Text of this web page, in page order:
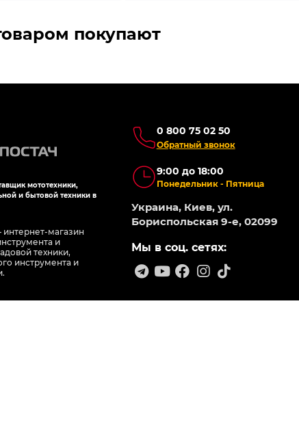
покупают
мототехники,
и бытовой техники в
магазин
и
техники,
инструмента и
0 800 75 02 50
Обратный звонок
9:00 до 18:00
Понедельник - Пятница
Украина, Киев, ул.
Бориспольская 9-е, 02099
Мы в соц. сетях: